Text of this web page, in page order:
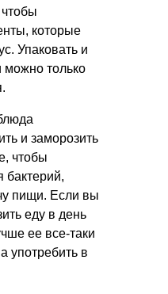
которые
Упаковать и
можно только
и заморозить
чтобы
бактерий,
пищи. Если вы
еду в день
ее все-таки
употребить в